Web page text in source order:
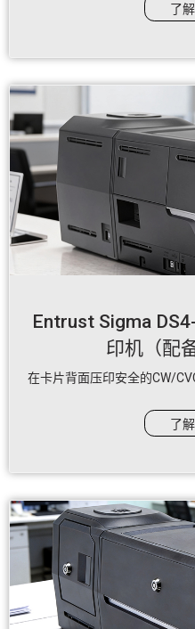
了
Entrust Sigma
印机（配
在卡片背面压印安全的CW/
了